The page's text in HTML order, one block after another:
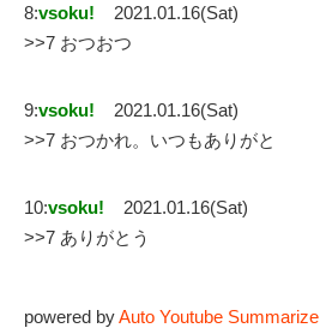
8:vsoku!
2021.01.16(Sat)
>>7 おつおつ
9:vsoku!
2021.01.16(Sat)
>>7 おつかれ。いつもありがと
10:vsoku!
2021.01.16(Sat)
>>7 ありがとう
powered byAuto Youtube Summarize